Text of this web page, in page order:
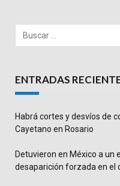
ENTRADAS
Habrá cortes y desvíos de
Cayetano en Rosario
Detuvieron en México a un
desaparición forzada en el